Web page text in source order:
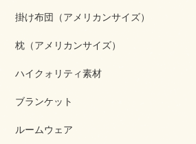
掛け布団（アメリカンサイズ）
枕（アメリカンサイズ）
ハイクォリティ素材
ブランケット
ルームウェア